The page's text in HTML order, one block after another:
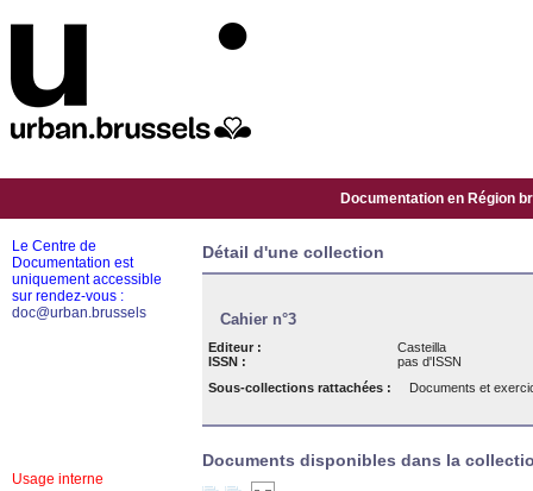
Documentation en Région
Détail d'une collection
Cahier n°3
Editeur :
Casteilla
ISSN :
pas d'ISSN
Sous-collections rattachées :
Documents et
Documents disponibles dans la
Le Centre de
Documentation est
uniquement accessible
sur rendez-vous :
doc@urban.brussels
Usage interne